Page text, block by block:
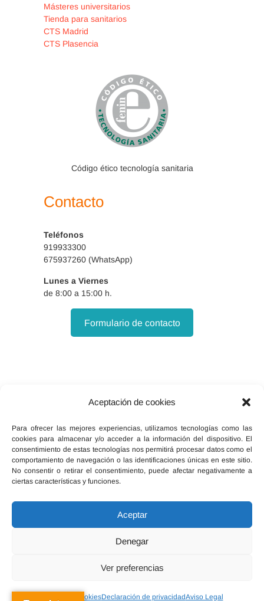
Aceptación de cookies
Para ofrecer las mejores experiencias, utilizamos tecnologías como las
cookies para almacenar y/o acceder a la información del dispositivo. El
consentimiento de estas tecnologías nos permitirá procesar datos como el
comportamiento de navegación o las identificaciones únicas en este sitio.
No consentir o retirar el consentimiento, puede afectar negativamente a
ciertas características y funciones.
Aceptar
Denegar
Ver preferencias
Política de cookiesDeclaración de privacidadAviso Legal
Hipertensión arterial.
Másteres universitarios
Tienda para sanitarios
CTS Madrid
CTS Plasencia
Código ético tecnología sanitaria
Contacto
Teléfonos
919933300
675937260 (WhatsApp)
Lunes a Viernes
de 8:00 a 15:00 h.
Formulario de contacto
Facebook Instagram
Legal, términos y condiciones
Declaración de privacidadRed Ebersalud